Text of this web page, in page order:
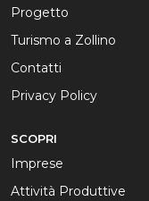
Progetto
Turismo a Zollino
Contatti
Privacy Policy
SCOPRI
Imprese
Attività Produttive